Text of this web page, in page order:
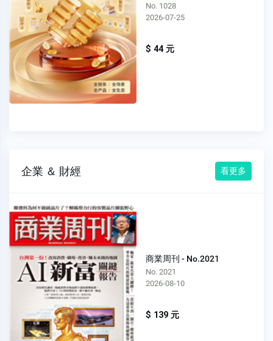
No. 1028
2026-07-25
$ 44 元
企業 ＆ 財經 看更多
商業周刊 - No.2021
No. 2021
2026-08-10
$ 139 元